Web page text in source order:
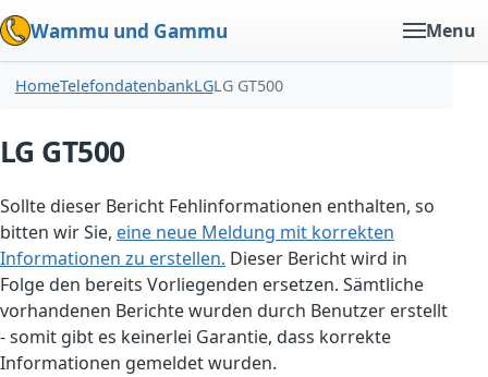
Wammu und Gammu Menu
HomeTelefondatenbankLGLG GT500
LG GT500
Sollte dieser Bericht Fehlinformationen enthalten, so
bitten wir Sie, eine neue Meldung mit korrekten
Informationen zu erstellen. Dieser Bericht wird in
Folge den bereits Vorliegenden ersetzen. Sämtliche
vorhandenen Berichte wurden durch Benutzer erstellt
- somit gibt es keinerlei Garantie, dass korrekte
Informationen gemeldet wurden.